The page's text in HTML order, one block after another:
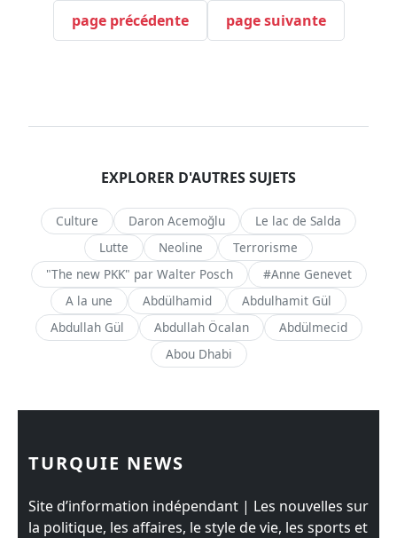
page précédente page suivante
EXPLORER D'AUTRES SUJETS
Culture Daron Acemoğlu
Le lac de Salda
Lutte
Neoline
Terrorisme
"The new PKK" par Walter Posch
#Anne Genevet
A la une
Abdülhamid
Abdulhamit Gül
Abdullah Gül
Abdullah Öcalan
Abdülmecid
Abou Dhabi
TURQUIE NEWS
Site d’information indépendant | Les nouvelles sur
la politique, les affaires, le style de vie, les sports et